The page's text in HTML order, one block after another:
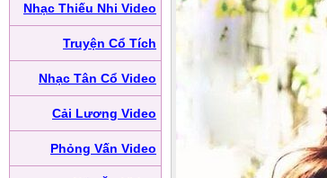
Nhạc Thiếu Nhi Video
Truyện Cổ Tích
Nhạc Tân Cổ Video
Cải Lương Video
Phỏng Vấn Video